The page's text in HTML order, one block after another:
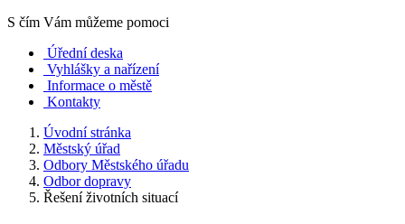
S čím Vám můžeme pomoci
Úřední deska
Vyhlášky a nařízení
Informace o městě
Kontakty
Úvodní stránka
Městský úřad
Odbory Městského úřadu
Odbor dopravy
Řešení životních situací